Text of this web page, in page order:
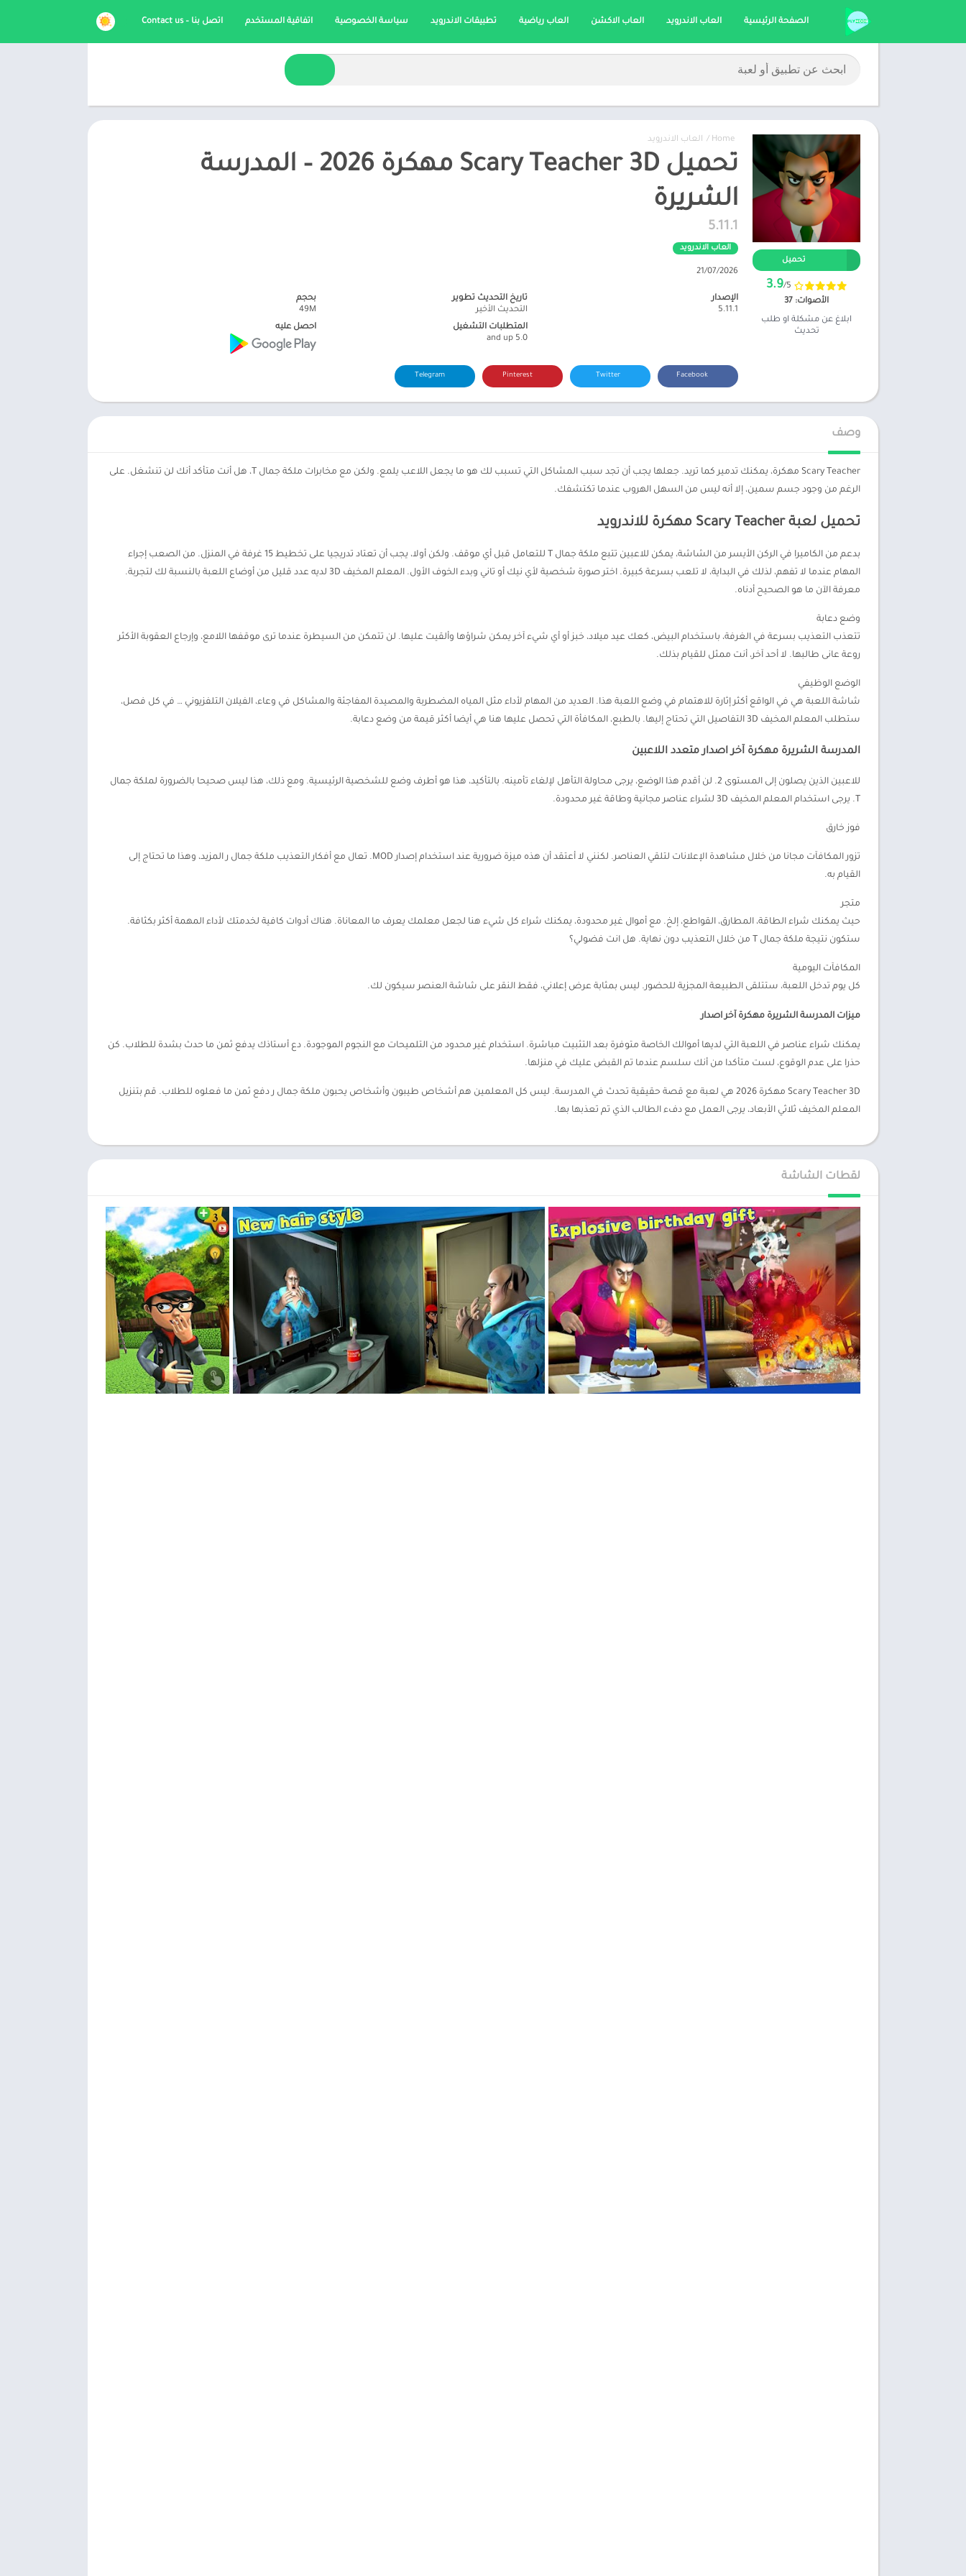
الصفحة الرئيسية العاب الاندرويد العاب الاكشن العاب رياضية تطبيقات الاندرويد سياسة الخصوصية اتفاقية المستخدم اتصل بنا – Contact us
Home
/ العاب الاندرويد
تحميل Scary Teacher 3D مهكرة 2026 – المدرسة
الشريرة
5.11.1
العاب الاندرويد
21/07/2026
تحميل
3.9/5
الأصوات: 37
ابلاغ عن مشكلة او طلب
تحديث
الإصدار
5.11.1
تاريخ التحديث تطوير
التحديث الأخير
المتطلبات التشغيل
5.0 and up
بحجم
49M
احصل عليه
وصف
Scary Teacher مهكرة، يمكنك تدمير كما تريد. جعلها يجب أن تجد سبب المشاكل التي تسبب لك هو ما يجعل اللاعب يلمع. ولكن مع مخابرات ملكة جمال T، هل أنت متأكد أنك لن تنشغل. على
الرغم من وجود جسم سمين، إلا أنه ليس من السهل الهروب عندما تكتشفك.
تحميل لعبة Scary Teacher مهكرة للاندرويد
بدعم من الكاميرا في الركن الأيسر من الشاشة، يمكن للاعبين تتبع ملكة جمال T للتعامل قبل أي موقف. ولكن أولا، يجب أن تعتاد تدريجيا على تخطيط 15 غرفة في المنزل. من الصعب إجراء
المهام عندما لا تفهم، لذلك في البداية، لا تلعب بسرعة كبيرة. اختر صورة شخصية لأي نيك أو تاني وبدء الخوف الأول. المعلم المخيف 3D لديه عدد قليل من أوضاع اللعبة بالنسبة لك لتجربة.
معرفة الآن ما هو الصحيح أدناه.
وضع دعابة
تتعذب التعذيب بسرعة في الغرفة، باستخدام البيض، كعك عيد ميلاد، خبز أو أي شيء آخر يمكن شراؤها وألقيت عليها. لن تتمكن من السيطرة عندما ترى موقفها اللامع، وإرجاع العقوبة الأكثر
روعة عانى طالبها. لا أحد آخر، أنت ممثل للقيام بذلك.
الوضع الوظيفي
شاشة اللعبة هي في الواقع أكثر إثارة للاهتمام في وضع اللعبة هذا. العديد من المهام لأداء مثل المياه المضطربة والمصيدة المفاجئة والمشاكل في وعاء، الفيلان التلفزيوني … في كل فصل،
ستطلب المعلم المخيف 3D التفاصيل التي تحتاج إليها. بالطبع، المكافأة التي تحصل عليها هنا هي أيضا أكثر قيمة من وضع دعابة.
المدرسة الشريرة مهكرة آخر اصدار متعدد اللاعبين
للاعبين الذين يصلون إلى المستوى 2. لن أقدم هذا الوضع، يرجى محاولة التأهل لإلغاء تأمينه. بالتأكيد، هذا هو أطرف وضع للشخصية الرئيسية. ومع ذلك، هذا ليس صحيحا بالضرورة لملكة جمال
T. يرجى استخدام المعلم المخيف 3D لشراء عناصر مجانية وطاقة غير محدودة.
فوز خارق
تزور المكافآت مجانا من خلال مشاهدة الإعلانات لتلقي العناصر. لكنني لا أعتقد أن هذه ميزة ضرورية عند استخدام إصدار MOD. تعال مع أفكار التعذيب ملكة جمال ر المزيد، وهذا ما تحتاج إلى
القيام به.
متجر
حيث يمكنك شراء الطاقة، المطارق، القواطع، إلخ. مع أموال غير محدودة، يمكنك شراء كل شيء هنا لجعل معلمك يعرف ما المعاناة. هناك أدوات كافية لخدمتك لأداء المهمة أكثر بكثافة.
ستكون نتيجة ملكة جمال T من خلال التعذيب دون نهاية. هل انت فضولي؟
المكافآت اليومية
كل يوم تدخل اللعبة، ستتلقى الطبيعة المجزية للحضور. ليس بمثابة عرض إعلاني، فقط النقر على شاشة العنصر سيكون لك.
ميزات المدرسة الشريرة مهكرة آخر اصدار
يمكنك شراء عناصر في اللعبة التي لديها أموالك الخاصة متوفرة بعد التثبيت مباشرة. استخدام غير محدود من التلميحات مع النجوم الموجودة. دع أستاذك يدفع ثمن ما حدث بشدة للطلاب. كن
حذرا على عدم الوقوع، لست متأكدا من أنك سلسم عندما تم القبض عليك في منزلها.
Scary Teacher 3D مهكرة 2026 هي لعبة مع قصة حقيقية تحدث في المدرسة. ليس كل المعلمين هم أشخاص طيبون وأشخاص يحبون ملكة جمال ر دفع ثمن ما فعلوه للطلاب. قم بتنزيل
المعلم المخيف ثلاثي الأبعاد، يرجى العمل مع دفء الطالب الذي تم تعذبها بها.
لقطات الشاشة